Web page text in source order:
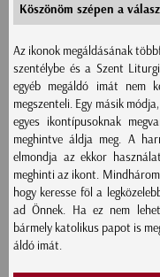
Köszönöm szépen a
Az ikonok megáldásának
szentélybe és a Szent
egyéb megáldó imát nem
megszenteli. Egy másik
egyes ikontípusoknak
meghintve áldja meg. A
elmondja az ekkor
meghinti az ikont.
hogy keresse föl a
ad Önnek. Ha ez nem
bármely katolikus papot is
áldó imát.